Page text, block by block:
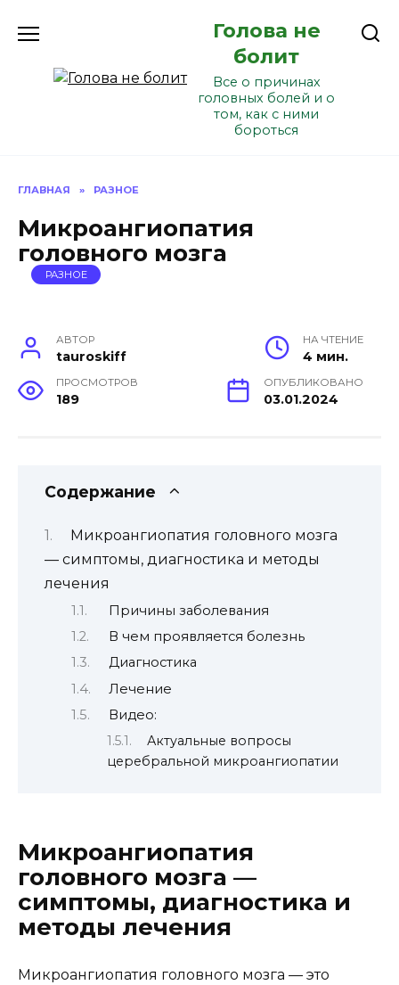
Голова не
болит
Все о причинах
головных болей и о
том, как с ними
бороться
ГЛАВНАЯ » РАЗНОЕ
Микроангиопатия
головного мозга
РАЗНОЕ
АВТОР
tauroskiff
НА ЧТЕНИЕ
4 мин.
ПРОСМОТРОВ
189
ОПУБЛИКОВАНО
03.01.2024
Содержание
Микроангиопатия головного мозга
— симптомы, диагностика и методы
лечения
Причины заболевания
В чем проявляется болезнь
Диагностика
Лечение
Видео:
Актуальные вопросы
церебральной микроангиопатии
Микроангиопатия
головного мозга —
симптомы, диагностика и
методы лечения
Микроангиопатия головного мозга — это